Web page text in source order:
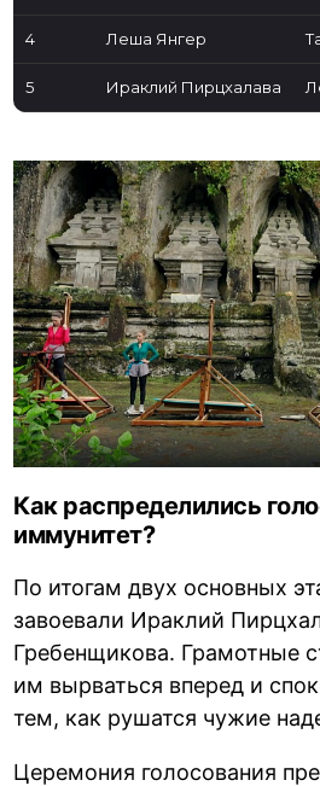
4 Леша Янгер
5 Ираклий Пирцхалава
Как распределились
иммунитет?
По итогам двух основных
завоевали Ираклий
Гребенщикова. Грамотные
им вырваться вперед и
тем, как рушатся чужие
Церемония голосования